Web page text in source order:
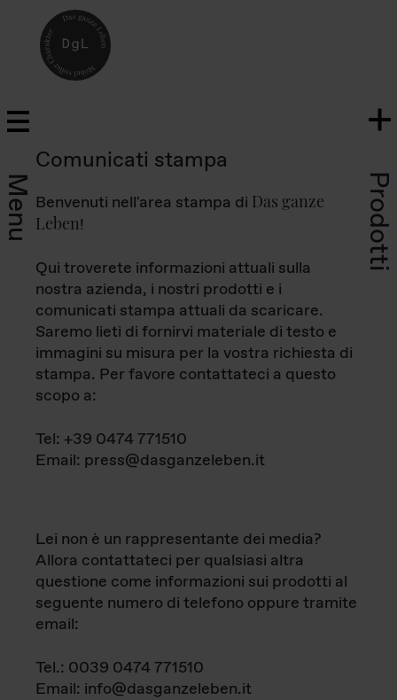
Menu Prodotti
Comunicati stampa
Benvenuti nell'area stampa di Das ganze
Leben!
Qui troverete informazioni attuali sulla
nostra azienda, i nostri prodotti e i
comunicati stampa attuali da scaricare.
Saremo lieti di fornirvi materiale di testo e
immagini su misura per la vostra richiesta di
stampa. Per favore contattateci a questo
scopo a:
Tel: +39 0474 771510
Email: press@dasganzeleben.it
Lei non è un rappresentante dei media?
Allora contattateci per qualsiasi altra
questione come informazioni sui prodotti al
seguente numero di telefono oppure tramite
email:
Tel.: 0039 0474 771510
Email: info@dasganzeleben.it